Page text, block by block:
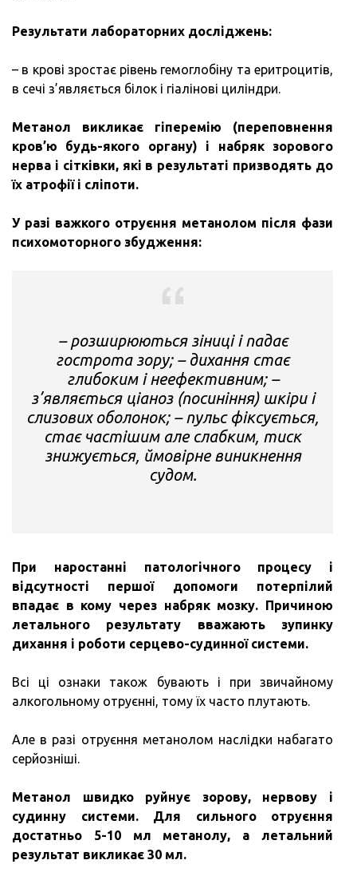
Результати лабораторних досліджень:
– в крові зростає рівень гемоглобіну та еритроцитів,
в сечі з’являється білок і гіалінові циліндри.
Метанол викликає гіперемію (переповнення
кров’ю будь-якого органу) і набряк зорового
нерва і сітківки, які в результаті призводять до
їх атрофії і сліпоти.
У разі важкого отруєння метанолом після фази
психомоторного збудження:
– розширюються зіниці і падає
гострота зору; – дихання стає
глибоким і неефективним; –
з’являється ціаноз (посиніння) шкіри і
слизових оболонок; – пульс фіксується,
стає частішим але слабким, тиск
знижується, ймовірне виникнення
судом.
При наростанні патологічного процесу і
відсутності першої допомоги потерпілий
впадає в кому через набряк мозку.
Причиною
летального результату вважають зупинку
дихання і роботи серцево-судинної системи.
Всі ці ознаки також бувають і при звичайному
алкогольному отруєнні, тому їх часто плутають.
Але в разі отруєння метанолом наслідки набагато
серйозніші.
Метанол швидко руйнує зорову, нервову і
судинну системи.
Для сильного отруєння
достатньо 5-10 мл метанолу, а летальний
результат викликає 30 мл.